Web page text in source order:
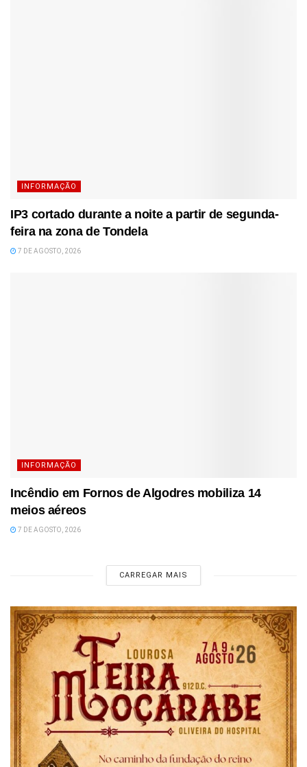
INFORMAÇÃO
IP3 cortado durante a noite a partir de segunda-
feira na zona de Tondela
7 DE AGOSTO, 2026
INFORMAÇÃO
Incêndio em Fornos de Algodres mobiliza 14
meios aéreos
7 DE AGOSTO, 2026
CARREGAR MAIS